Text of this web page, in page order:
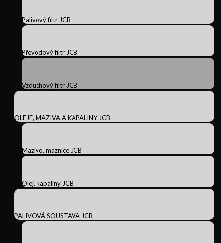
Palivový filtr JCB
Převodový filtr JCB
Vzduchový filtr JCB
OLEJE, MAZIVA A KAPALINY JCB
Mazivo, maznice JCB
Olej, kapaliny JCB
PALIVOVÁ SOUSTAVA JCB